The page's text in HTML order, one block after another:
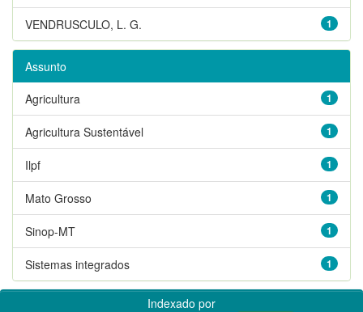
1
VENDRUSCULO, L. G.
Assunto
1
Agricultura
1
Agricultura Sustentável
1
Ilpf
1
Mato Grosso
1
Sinop-MT
1
Sistemas integrados
Indexado por